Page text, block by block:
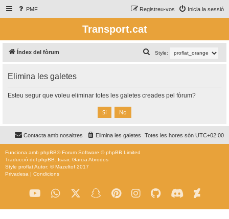
PMF Inicia la sessió
Registreu-vos
Transport.cat
Índex del fòrum Style:
e
c
Elimina les galetes
Esteu segur que voleu eliminar totes les galetes creades pel fòrum?
Totes les hores són UTC+02:00
Elimina les galetes
Contacta amb nosaltres
Funciona amb phpBB® Forum Software © phpBB Limited
Traducció del phpBB: Isaac Garcia Abrodos
Style proflatAutor: ©Mazeltof 2017
Privadesa | Condicions